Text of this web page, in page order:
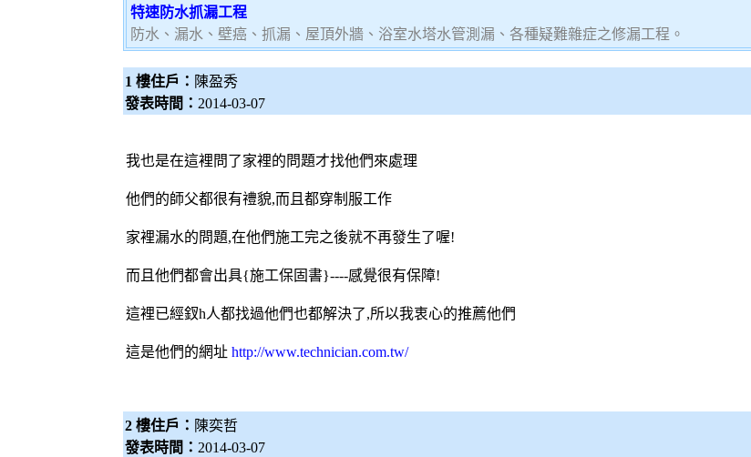
特速防水抓漏工程
防水、漏水、壁癌、抓漏、屋頂外牆、浴室水塔水管測漏、各種疑難雜症之修漏工程。
1 樓住戶： 陳盈秀
發表時間： 2014-03-07
我也是在這裡問了家裡的問題才找他們來處理
他們的師父都很有禮貌,而且都穿制服工作
家裡漏水的問題,在他們施工完之後就不再發生了喔!
而且他們都會出具{施工保固書}----感覺很有保障!
這裡已經釵h人都找過他們也都解決了,所以我衷心的推薦他們
這是他們的網址 http://www.technician.com.tw/
2 樓住戶： 陳奕哲
發表時間： 2014-03-07